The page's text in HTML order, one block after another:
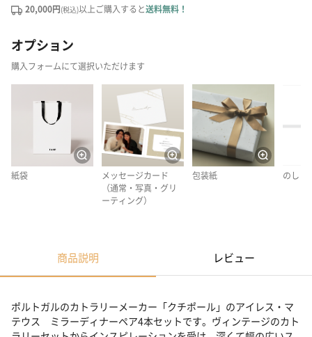
20,000円(税込)以上ご購入すると送料無料！
オプション
購入フォームにて選択いただけます
紙袋
メッセージカード
（通常・写真・グリ
ーティング）
包装紙 のし
商品説明 レビュー
ポルトガルのカトラリーメーカー「クチポール」のアイレス・マ
テウス ミラーディナーペア4本セットです。ヴィンテージのカト